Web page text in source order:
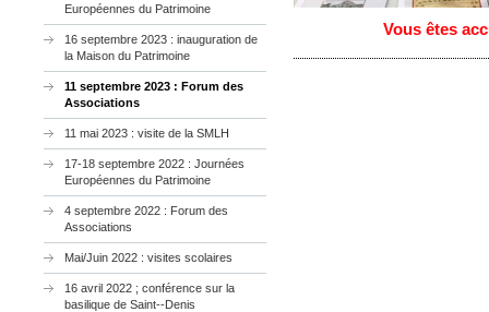
Européennes du Patrimoine
16 septembre 2023 : inauguration de
la Maison du Patrimoine
11 septembre 2023 : Forum des
Associations
11 mai 2023 : visite de la SMLH
17-18 septembre 2022 : Journées
Européennes du Patrimoine
4 septembre 2022 : Forum des
Associations
Mai/Juin 2022 : visites scolaires
16 avril 2022 ; conférence sur la
basilique de Saint--Denis
Vous êtes